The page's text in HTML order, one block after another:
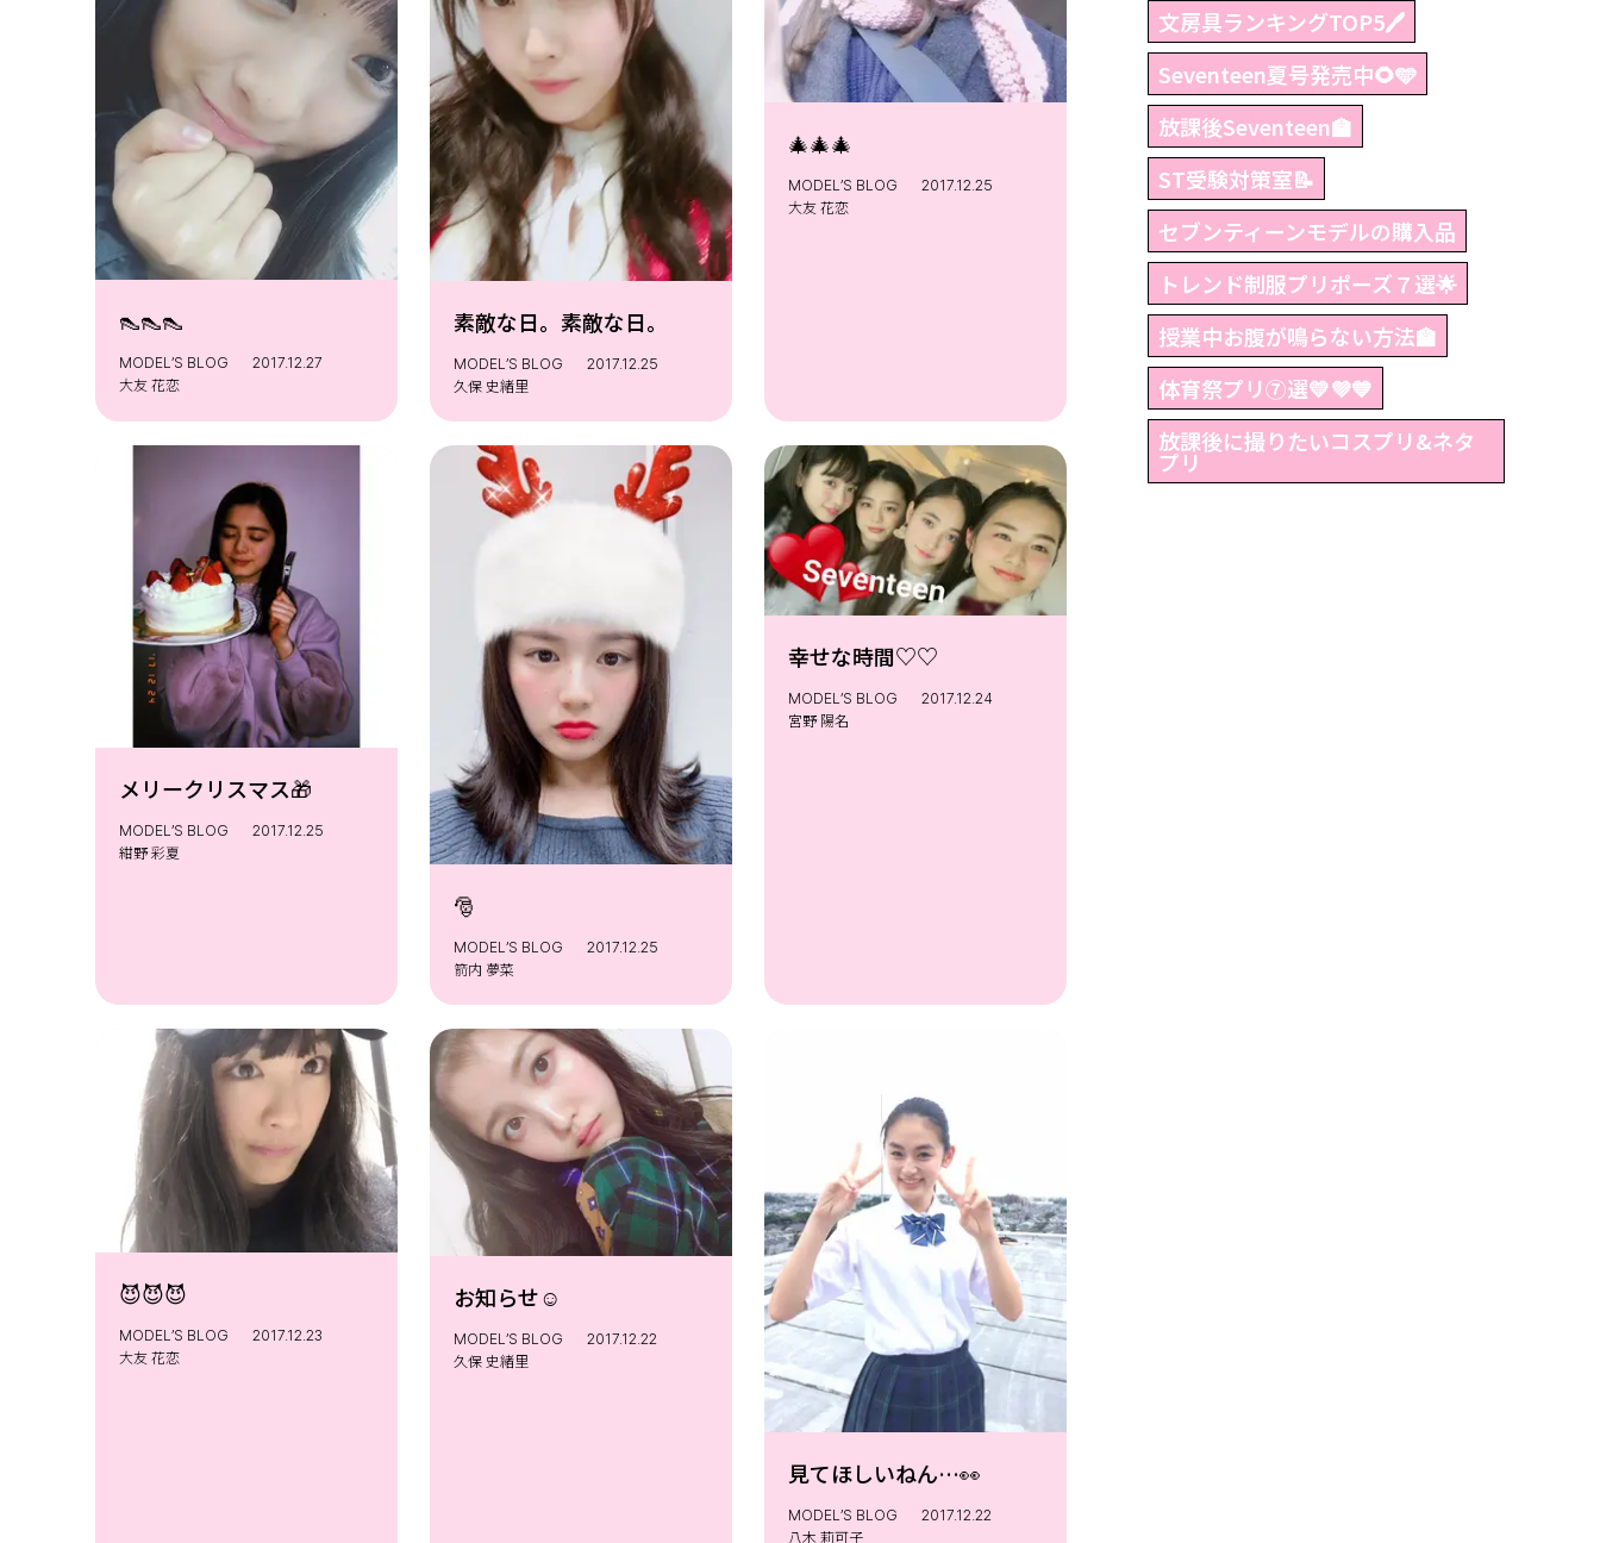
👠👠👠
MODEL’S BLOG
2017.12.27
大友 花恋
素敵な日。素敵な日。
MODEL’S BLOG
2017.12.25
久保 史緒里
🎄🎄🎄
MODEL’S BLOG
2017.12.25
大友 花恋
メリークリスマス🎁
MODEL’S BLOG
2017.12.25
紺野 彩夏
🎅
MODEL’S BLOG
2017.12.25
箭内 夢菜
幸せな時間♡♡
MODEL’S BLOG
2017.12.24
宮野 陽名
😈😈😈
MODEL’S BLOG
2017.12.23
大友 花恋
お知らせ☺️︎
MODEL’S BLOG
2017.12.22
久保 史緒里
見てほしいねん…👀
MODEL’S BLOG
2017.12.22
八木 莉可子
文房具ランキングTOP5🖊
Seventeen夏号発売中🌻🩵
放課後Seventeen🏫
ST受験対策室📝
セブンティーンモデルの購入品
トレンド制服プリポーズ７選🌟
授業中お腹が鳴らない方法🏫
体育祭プリ⑦選💛💜💙
放課後に撮りたいコスプリ&ネタ
プリ